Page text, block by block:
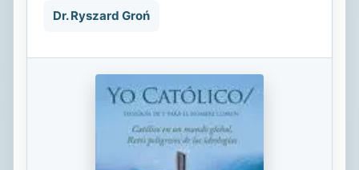
Dr. Ryszard Groń